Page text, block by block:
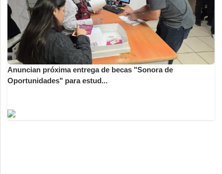
Anuncian próxima entrega de becas "Sonora de
Oportunidades" para estud...